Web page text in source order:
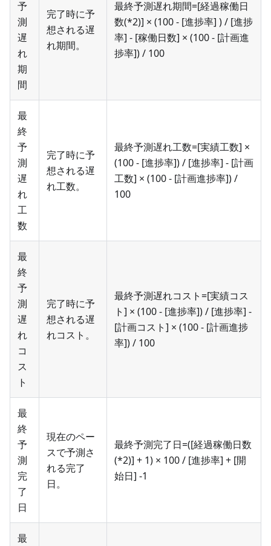
予
測
遅
れ
期
間
完了時に予
想される遅
れ期間。
最終予測遅れ期間=[経過稼働日
数(*2)] × (100 - [進捗率] ) / [進捗
率] - [稼働日数] × (100 - [計画進
捗率]) / 100
最
終
予
測
遅
れ
工
数
完了時に予
想される遅
れ工数。
最終予測遅れ工数=[実績工数] ×
(100 - [進捗率]) / [進捗率] - [計画
工数] × (100 - [計画進捗率]) /
100
最
終
予
測
遅
れ
コ
ス
ト
完了時に予
想される遅
れコスト。
最終予測遅れコスト=[実績コス
ト] × (100 - [進捗率]) / [進捗率] -
[計画コスト] × (100 - [計画進捗
率]) / 100
最
終
予
測
完
了
日
現在のペー
スで予測さ
れる完了
日。
最終予測完了日=([経過稼働日数
(*2)] + 1) × 100 / [進捗率] + [開
始日] -1
最